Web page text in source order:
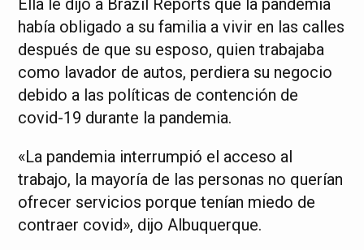
Ella le dijo a Brazil Reports que la pandemia
había obligado a su familia a vivir en las calles
después de que su esposo, quien trabajaba
como lavador de autos, perdiera su negocio
debido a las políticas de contención de
covid-19 durante la pandemia.
«La pandemia interrumpió el acceso al
trabajo, la mayoría de las personas no querían
ofrecer servicios porque tenían miedo de
contraer covid», dijo Albuquerque.